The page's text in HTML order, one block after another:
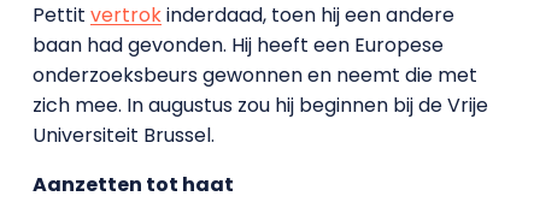
Pettit vertrokinderdaad, toen hij een andere
baan had gevonden. Hij heeft een Europese
onderzoeksbeurs gewonnen en neemt die met
zich mee. In augustus zou hij beginnen bij de Vrije
Universiteit Brussel.
Aanzetten tot haat